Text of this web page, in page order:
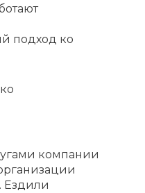
подход ко
компании
Ездили